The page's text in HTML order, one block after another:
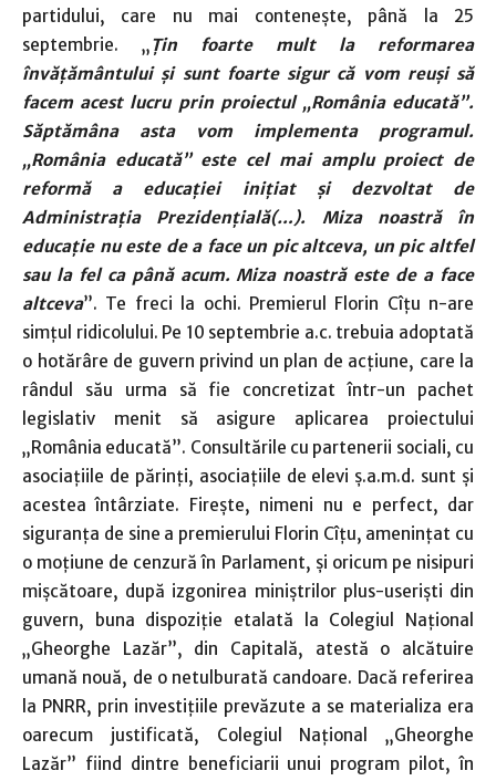
partidului, care nu mai conteneşte, până la 25
septembrie. „Ţin foarte mult la reformarea
învăţământului şi sunt foarte sigur că vom reuşi să
facem acest lucru prin proiectul „România educată”.
Săptămâna asta vom implementa programul.
„România educată” este cel mai amplu proiect de
reformă a educaţiei iniţiat şi dezvoltat de
Administraţia Prezidenţială(…). Miza noastră în
educaţie nu este de a face un pic altceva, un pic altfel
sau la fel ca până acum. Miza noastră este de a face
altceva”. Te freci la ochi. Premierul Florin Cîţu n-are
simţul ridicolului. Pe 10 septembrie a.c. trebuia adoptată
o hotărâre de guvern privind un plan de acţiune, care la
rândul său urma să fie concretizat într-un pachet
legislativ menit să asigure aplicarea proiectului
„România educată”. Consultările cu partenerii sociali, cu
asociaţiile de părinţi, asociaţiile de elevi ş.a.m.d. sunt şi
acestea întârziate. Fireşte, nimeni nu e perfect, dar
siguranţa de sine a premierului Florin Cîţu, ameninţat cu
o moţiune de cenzură în Parlament, şi oricum pe nisipuri
mişcătoare, după izgonirea miniştrilor plus-userişti din
guvern, buna dispoziţie etalată la Colegiul Naţional
„Gheorghe Lazăr”, din Capitală, atestă o alcătuire
umană nouă, de o netulburată candoare. Dacă referirea
la PNRR, prin investiţiile prevăzute a se materializa era
oarecum justificată, Colegiul Naţional „Gheorghe
Lazăr” fiind dintre beneficiarii unui program pilot, în